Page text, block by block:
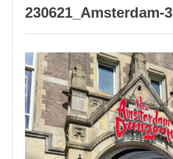
230621_Amsterdam-3